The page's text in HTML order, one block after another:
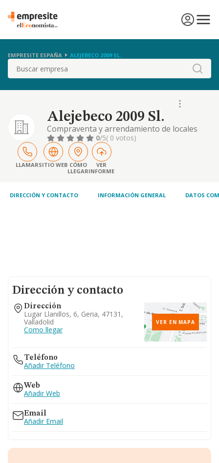
EMPRESITE ESPAÑA ALEJEBECO 2009 SL.
Buscar
Alejebeco 2009 Sl.
Compraventa y arrendamiento de locales
comerciales. 0/5( 0 votos)
LLAMARSITIO WEB CÓMO
LLEGAR
VER
INFORME
DIRECCIÓN Y CONTACTO INFORMACIÓN GENERAL DATOS
Dirección y contacto
Dirección
Lugar Llanillos, 6, Geria, 47131,
Valladolid
Como llegar
VER EN MAPA
Teléfono
Añadir Teléfono
Web
Añadir Web
Email
Añadir Email